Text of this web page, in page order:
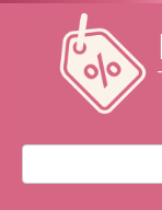
Перейти
контенту
Поиск: